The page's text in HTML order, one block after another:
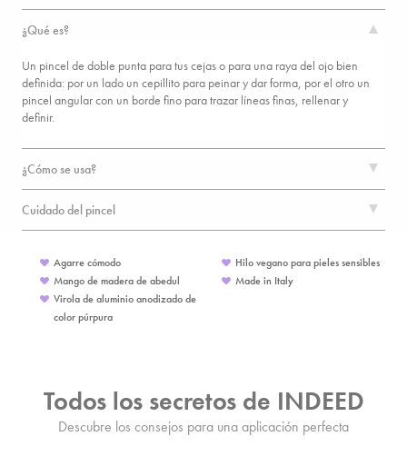
¿Qué es?
Un pincel de doble punta para tus cejas o para una raya del ojo bien
definida: por un lado un cepillito para peinar y dar forma, por el otro un
pincel angular con un borde fino para trazar líneas finas, rellenar y
definir.
¿Cómo se usa?
Cuidado del pincel
Agarre cómodo
Mango de madera de abedul
Virola de aluminio anodizado de
color púrpura
Hilo vegano para pieles sensibles
Made in Italy
Todos los secretos de INDEED
Descubre los consejos para una aplicación perfecta